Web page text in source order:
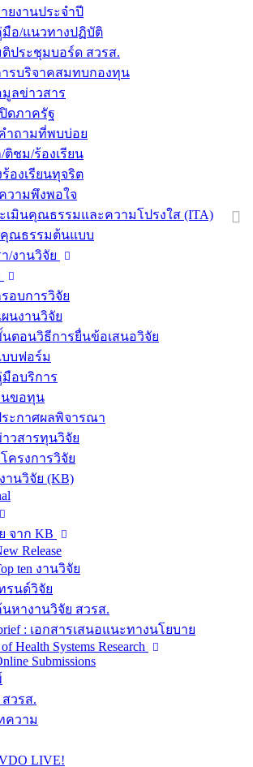
ยงานประจำปี
มือ/แนวทางปฏิบัติ
ประชุมบอร์ด สวรส.
ารบริจาคสมทบกองทุน
ลข่าวสาร
ดภาครัฐ
ำถามที่พบบ่อย
ติชม/ร้องเรียน
ร้องเรียนทุจริต
วามพึงพอใจ
เมินคุณธรรมและความโปรงใส (ITA)
ณธรรมต้นแบบ
/งานวิจัย
อบการวิจัย
นงานวิจัย
ตอนวิธีการยื่นข้อเสนอวิจัย
บบฟอร์ม
อบริการ
ขอทุน
ะกาศผลพิจารณา
วสารทุนวิจัย
ครงการวิจัย
านวิจัย (KB)
จาก KB
Release
ten งานวิจัย
รนด์วิจัย
หางานวิจัย สวรส.
: เอกสารเสนอแนะทางนโยบาย
Health Systems Research
Submissions
วรส.
ความ
LIVE!